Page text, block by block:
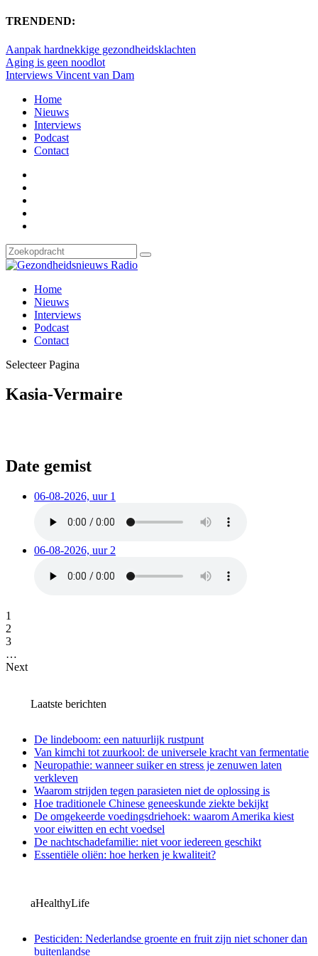
TRENDEND:
Aanpak hardnekkige gezondheidsklachten
Aging is geen noodlot
Interviews Vincent van Dam
Home
Nieuws
Interviews
Podcast
Contact
Home
Nieuws
Interviews
Podcast
Contact
Selecteer Pagina
Kasia-Vermaire
Date gemist
06-08-2026, uur 1
06-08-2026, uur 2
1
2
3
…
Next
Laatste berichten
De lindeboom: een natuurlijk rustpunt
Van kimchi tot zuurkool: de universele kracht van fermentatie
Neuropathie: wanneer suiker en stress je zenuwen laten
verkleven
Waarom strijden tegen parasieten niet de oplossing is
Hoe traditionele Chinese geneeskunde ziekte bekijkt
De omgekeerde voedingsdriehoek: waarom Amerika kiest
voor eiwitten en echt voedsel
De nachtschadefamilie: niet voor iedereen geschikt
Essentiële oliën: hoe herken je kwaliteit?
aHealthyLife
Pesticiden: Nederlandse groente en fruit zijn niet schoner dan
buitenlandse